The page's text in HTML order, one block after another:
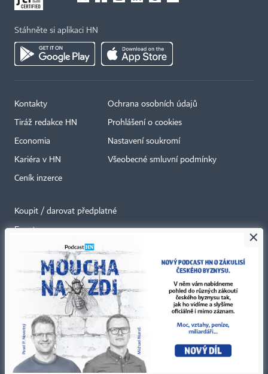
Stáhněte si aplikaci HN
Kontakty
Tiráž redakce HN
Economia
Kariéra v HN
Ceník inzerce
Ochrana osobních údajů
Prohlášení o cookies
Nastavení soukromí
Všeobecné smluvní podmínky
Koupit / darovat předplatné
Eventy
Newslettery
RSS kanály
Autorská práva vykonává vydavatel. Bez písemného svolení vydavatele je
zakázáno jakékoli užití částí nebo celku díla, zejména rozmnožování a šíření
jakýmkoli způsobem, mechanickým nebo elektronickým, v českém nebo
jiném jazyce. Bez souhlasu vydavatele je zakázáno též rozmnožování
obsahu pro účely automatizované analýzy textů nebo dat
podle ustanovení § 39c autorského zákona.
×